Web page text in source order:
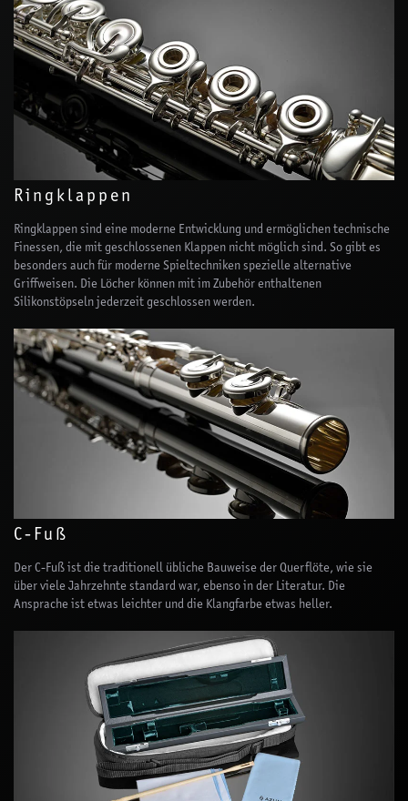
Ringklappen
Ringklappen sind eine moderne Entwicklung und ermöglichen technische
Finessen, die mit geschlossenen Klappen nicht möglich sind. So gibt es
besonders auch für moderne Spieltechniken spezielle alternative
Griffweisen. Die Löcher können mit im Zubehör enthaltenen
Silikonstöpseln jederzeit geschlossen werden.
C-Fuß
Der C-Fuß ist die traditionell übliche Bauweise der Querflöte, wie sie
über viele Jahrzehnte standard war, ebenso in der Literatur. Die
Ansprache ist etwas leichter und die Klangfarbe etwas heller.